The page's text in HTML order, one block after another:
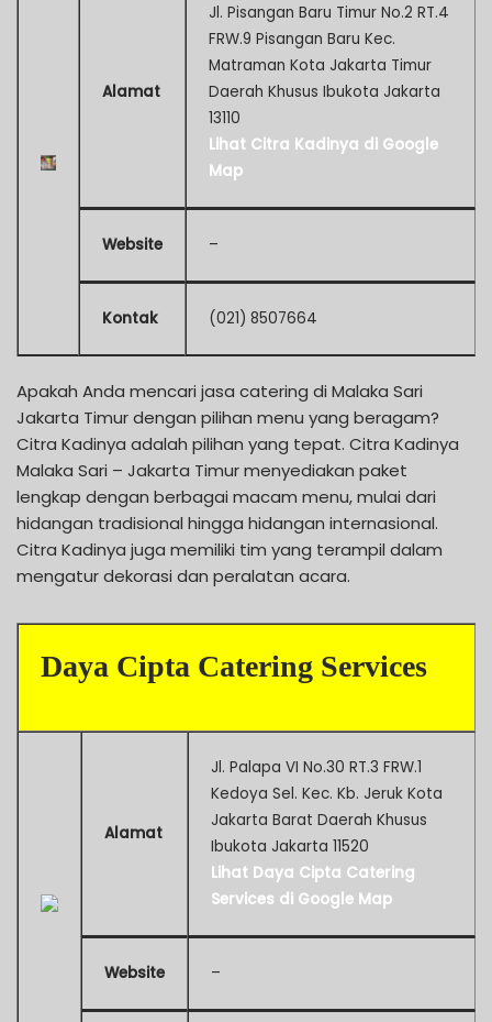
Alamat
Jl. Pisangan Baru Timur No.2 RT.4
FRW.9 Pisangan Baru Kec.
Matraman Kota Jakarta Timur
Daerah Khusus Ibukota Jakarta
13110
Lihat Citra Kadinya di Google
Map
Website –
Kontak (021) 8507664
Apakah Anda mencari jasa catering di Malaka Sari
Jakarta Timur dengan pilihan menu yang beragam?
Citra Kadinya adalah pilihan yang tepat. Citra Kadinya
Malaka Sari – Jakarta Timur menyediakan paket
lengkap dengan berbagai macam menu, mulai dari
hidangan tradisional hingga hidangan internasional.
Citra Kadinya juga memiliki tim yang terampil dalam
mengatur dekorasi dan peralatan acara.
Daya Cipta Catering Services
Alamat
Jl. Palapa VI No.30 RT.3 FRW.1
Kedoya Sel. Kec. Kb. Jeruk Kota
Jakarta Barat Daerah Khusus
Ibukota Jakarta 11520
Lihat Daya Cipta Catering
Services di Google Map
Website –